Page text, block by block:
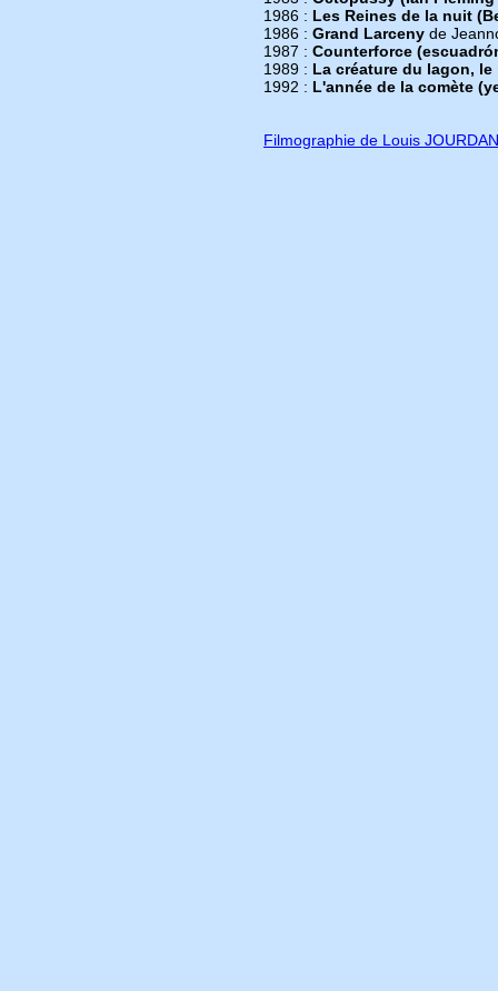
1986 : Les Reines de la nuit
1986 : Grand Larceny de
1987 : Counterforce
1989 : La créature du lagon,
1992 : L'année de la comète
Filmographie de Louis JOURDAN